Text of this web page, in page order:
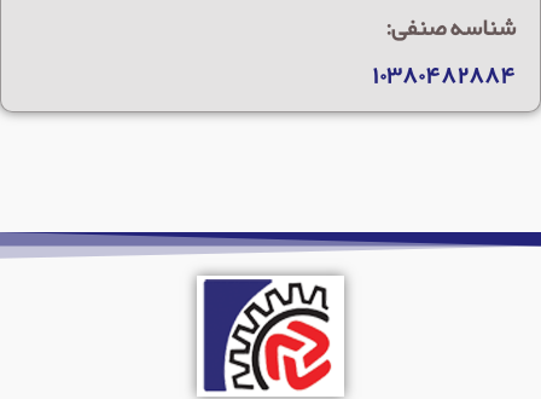
شناسه صنفی:
۱۰۳۸۰۴۸۲۸۸۴